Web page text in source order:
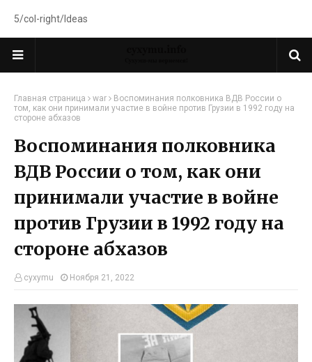
5/col-right/Ideas
Главная страница war
Воспоминания полковника ВДВ России о
том, как они принимали участие в войне против Грузии в 1992 году на
стороне абхазов
Воспоминания полковника
ВДВ России о том, как они
принимали участие в войне
против Грузии в 1992 году на
стороне абхазов
cyxymu Ноября 21, 2022